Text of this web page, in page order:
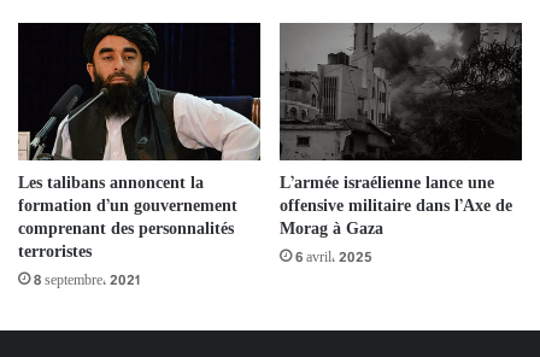
Les talibans annoncent la
formation d’un gouvernement
comprenant des personnalités
terroristes
8 septembre، 2021
L’armée israélienne lance une
offensive militaire dans l’Axe de
Morag à Gaza
6 avril، 2025